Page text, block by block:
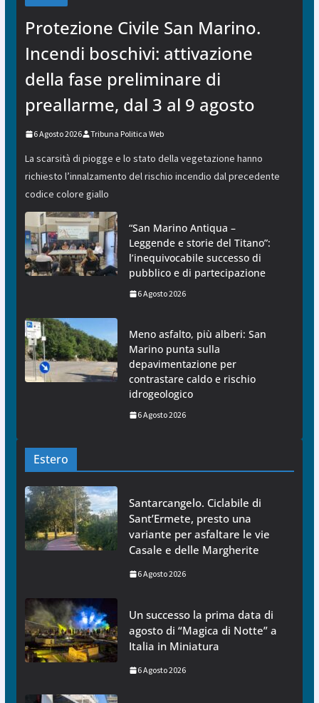
Protezione Civile San Marino.
Incendi boschivi: attivazione
della fase preliminare di
preallarme, dal 3 al 9 agosto
6 Agosto 2026 Tribuna Politica Web
La scarsità di piogge e lo stato della vegetazione hanno
richiesto l’innalzamento del rischio incendio dal precedente
codice colore giallo
“San Marino Antiqua –
Leggende e storie del Titano”:
l’inequivocabile successo di
pubblico e di partecipazione
6 Agosto 2026
Meno asfalto, più alberi: San
Marino punta sulla
depavimentazione per
contrastare caldo e rischio
idrogeologico
6 Agosto 2026
Estero
Santarcangelo. Ciclabile di
Sant’Ermete, presto una
variante per asfaltare le vie
Casale e delle Margherite
6 Agosto 2026
Un successo la prima data di
agosto di “Magica di Notte” a
Italia in Miniatura
6 Agosto 2026